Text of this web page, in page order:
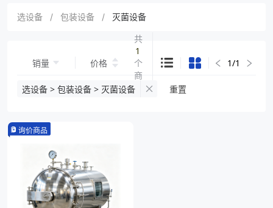
221360
选设备 / 包装设备 / 灭菌设备
销量 价格
共
1
个
商
品
1/1
选设备 > 包装设备 > 灭菌设备 重置
询价商品